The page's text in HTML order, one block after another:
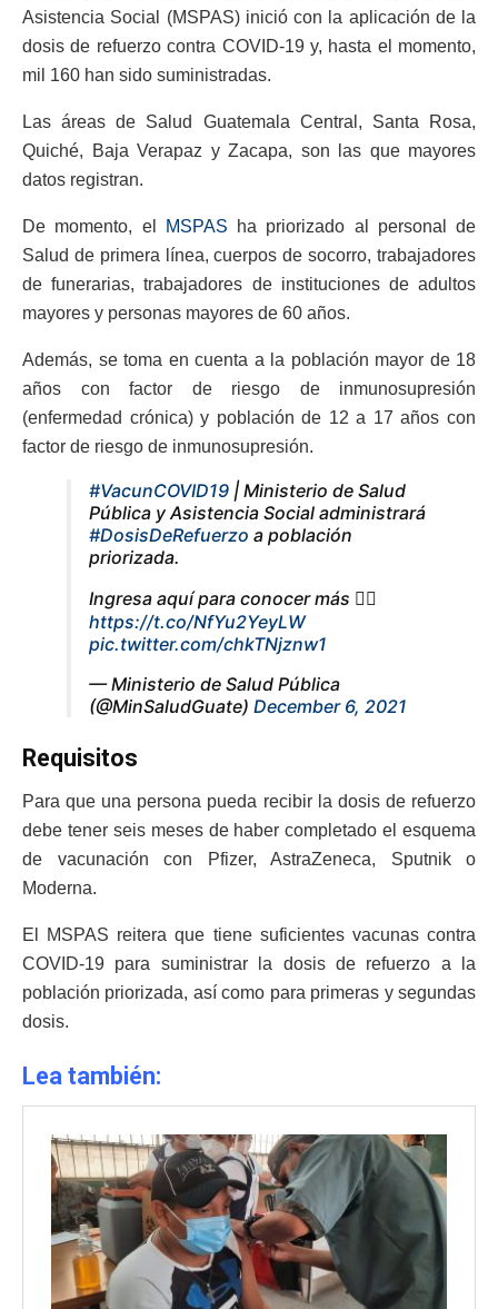
Asistencia Social (MSPAS) inició con la aplicación de la
dosis de refuerzo contra COVID-19 y, hasta el momento,
mil 160 han sido suministradas.
Las áreas de Salud Guatemala Central, Santa Rosa,
Quiché, Baja Verapaz y Zacapa, son las que mayores
datos registran.
De momento, el MSPAS ha priorizado al personal de
Salud de primera línea, cuerpos de socorro, trabajadores
de funerarias, trabajadores de instituciones de adultos
mayores y personas mayores de 60 años.
Además, se toma en cuenta a la población mayor de 18
años con factor de riesgo de inmunosupresión
(enfermedad crónica) y población de 12 a 17 años con
factor de riesgo de inmunosupresión.
#VacunCOVID19 | Ministerio de Salud
Pública y Asistencia Social administrará
#DosisDeRefuerzo a población
priorizada.
Ingresa aquí para conocer más 👉🏻
https://t.co/NfYu2YeyLW
pic.twitter.com/chkTNjznw1
— Ministerio de Salud Pública
(@MinSaludGuate) December 6, 2021
Requisitos
Para que una persona pueda recibir la dosis de refuerzo
debe tener seis meses de haber completado el esquema
de vacunación con Pfizer, AstraZeneca, Sputnik o
Moderna.
El MSPAS reitera que tiene suficientes vacunas contra
COVID-19 para suministrar la dosis de refuerzo a la
población priorizada, así como para primeras y segundas
dosis.
Lea también: